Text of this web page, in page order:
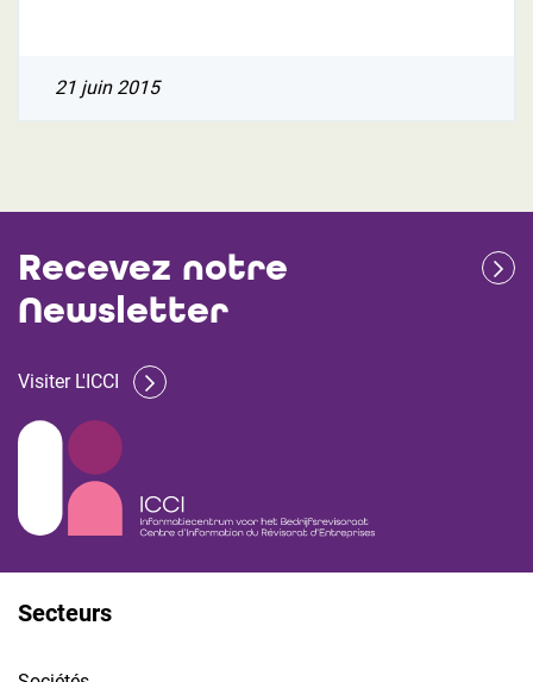
21 juin 2015
Recevez notre
Newsletter
Visiter L'ICCI
Secteurs